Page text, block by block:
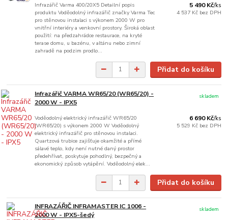
Infrazářič Varma 400/20X5 Detailní popis
produktu Voděodolný infrazářič značky Varma Tec
pro stěnovou instalaci s výkonem 2000 W pro
vnitřní interiéry a venkovní prostory. Široká oblast
použití: na předzahrádce restaurace, na kryté
terase domu, u bazénu, v altánu nebo zimní
zahradě na podzim prodlo...
5 490 Kč/ks
4 537 Kč bez DPH
Přidat do košíku
Infrazářič VARMA WR65/20 (WR65/20) -
2000 W - IPX5
Voděodolný elektrický infrazářič WR65/20
(WR65/20) s výkonem 2000 W Voděodolný
elektrický infrazářič pro stěnovou instalaci.
Quartzová trubice zajišťuje okamžité a přímé
sálavé teplo, kdy není nutné daný prostor
předehřívat, poskytuje pohodlný, bezpečný a
ekonomický způsob vytápění. Voděodolný elek...
6 690 Kč/ks
5 529 Kč bez DPH
skladem
Přidat do košíku
INFRAZÁŘIČ INFRAMASTER IC 1006 -
2000 W - IPX5-šedý
skladem